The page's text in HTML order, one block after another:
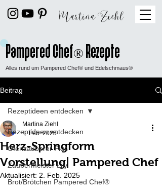
Alles rund um Pampered Chef® und Edelschmaus®
Pampered Chef® Rezepte
Beitrag
Rezeptideen entdecken
Ofenzauberer Plus
Zaubermeister Lily
Brot/Brötchen Pampered Chef®
Rezeptideen entdecken
Herz-Springform
Vorstellung| Pampered Chef
Martina Ziehl
1. Feb. 2025
Aktualisiert: 2. Feb. 2025